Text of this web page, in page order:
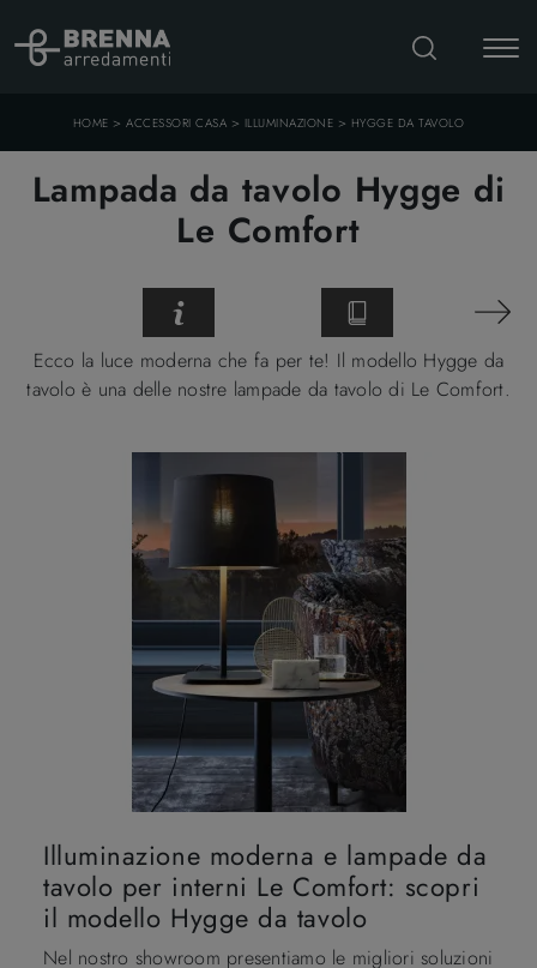
HOME >ACCESSORI CASA > ILLUMINAZIONE > HYGGE DA TAVOLO
Lampada da tavolo Hygge di
Le Comfort
Ecco la luce moderna che fa per te! Il modello Hygge da
tavolo è una delle nostre lampade da tavolo di Le Comfort.
Illuminazione moderna e lampade da
tavolo per interni Le Comfort: scopri
il modello Hygge da tavolo
Nel nostro showroom presentiamo le migliori soluzioni